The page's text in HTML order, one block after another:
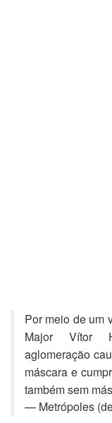
Por meio de um
Major Vítor
aglomeração
máscara e
também sem
— Metrópoles